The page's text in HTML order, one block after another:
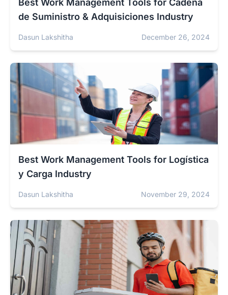
Best Work Management Tools for Cadena
de Suministro & Adquisiciones Industry
Dasun Lakshitha December 26, 2024
Best Work Management Tools for Logística
y Carga Industry
Dasun Lakshitha November 29, 2024